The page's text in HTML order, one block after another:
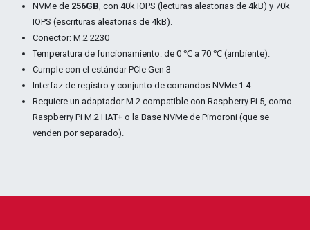
NVMe de 256GB, con 40k IOPS (lecturas aleatorias de 4kB) y 70k
IOPS (escrituras aleatorias de 4kB).
Conector: M.2 2230
Temperatura de funcionamiento: de 0 ℃ a 70 ℃ (ambiente).
Cumple con el estándar PCIe Gen 3
Interfaz de registro y conjunto de comandos NVMe 1.4
Requiere un adaptador M.2 compatible con Raspberry Pi 5, como
Raspberry Pi M.2 HAT+ o la Base NVMe de Pimoroni (que se
venden por separado).